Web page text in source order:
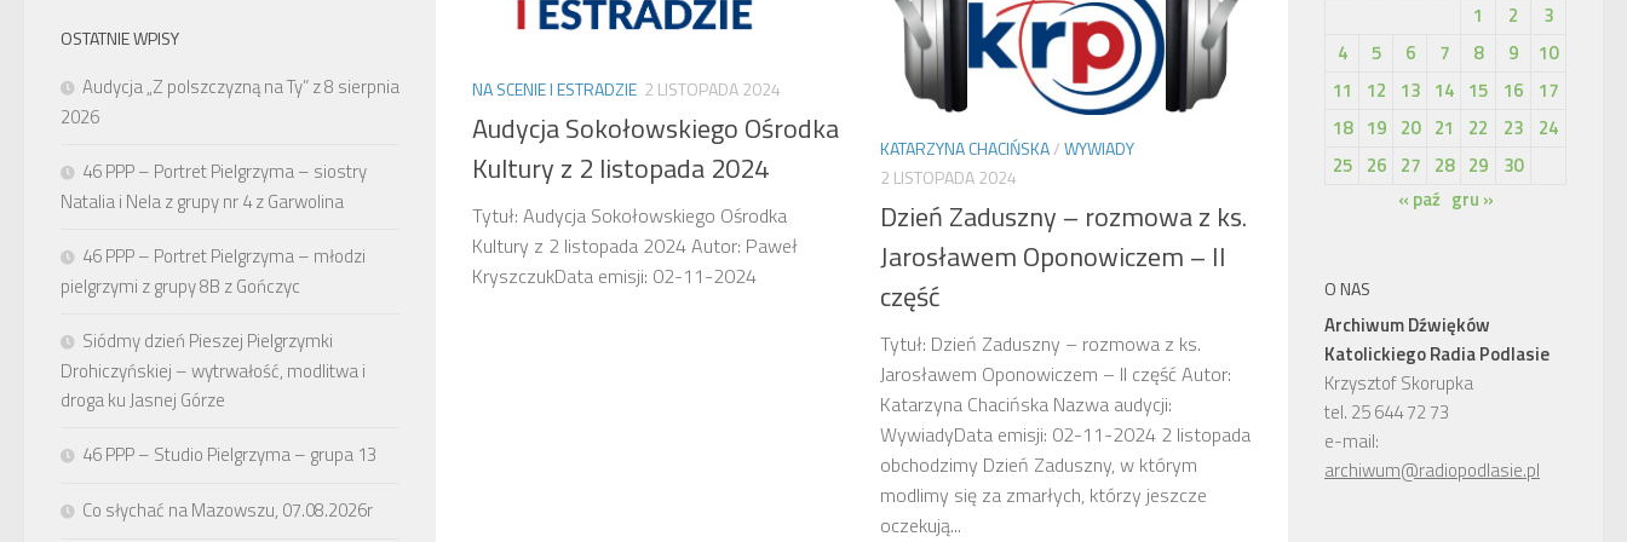
NA SCENIE I ESTRADZIE 2 LISTOPADA 2024
Audycja Sokołowskiego Ośrodka
Kultury z 2 listopada 2024
Tytuł: Audycja Sokołowskiego Ośrodka
Kultury z 2 listopada 2024 Autor: Paweł
KryszczukData emisji: 02-11-2024
KATARZYNA CHACIŃSKA/WYWIADY
2 LISTOPADA 2024
Dzień Zaduszny – rozmowa z ks.
Jarosławem Oponowiczem – II
część
Tytuł: Dzień Zaduszny – rozmowa z ks.
Jarosławem Oponowiczem – II część Autor:
Katarzyna Chacińska Nazwa audycji:
WywiadyData emisji: 02-11-2024 2 listopada
obchodzimy Dzień Zaduszny, w którym
modlimy się za zmarłych, którzy jeszcze
oczekują...
OSTATNIE WPISY
Audycja „Z polszczyzną na Ty” z 8 sierpnia
2026
46 PPP – Portret Pielgrzyma – siostry
Natalia i Nela z grupy nr 4 z Garwolina
46 PPP – Portret Pielgrzyma – młodzi
pielgrzymi z grupy 8B z Gończyc
Siódmy dzień Pieszej Pielgrzymki
Drohiczyńskiej – wytrwałość, modlitwa i
droga ku Jasnej Górze
46 PPP – Studio Pielgrzyma – grupa 13
Co słychać na Mazowszu, 07.08.2026r
1
2
3
4
5 6 7 8 9
10
11
12 13 14 15 16
17
18 19 20 21 22 23
24
25 26 27 28 29
30
« paź gru »
O NAS
Archiwum Dźwięków
Katolickiego Radia Podlasie
Krzysztof Skorupka
tel. 25 644 72 73
e-mail:
archiwum@radiopodlasie.pl